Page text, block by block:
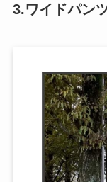
3.ワイドパン